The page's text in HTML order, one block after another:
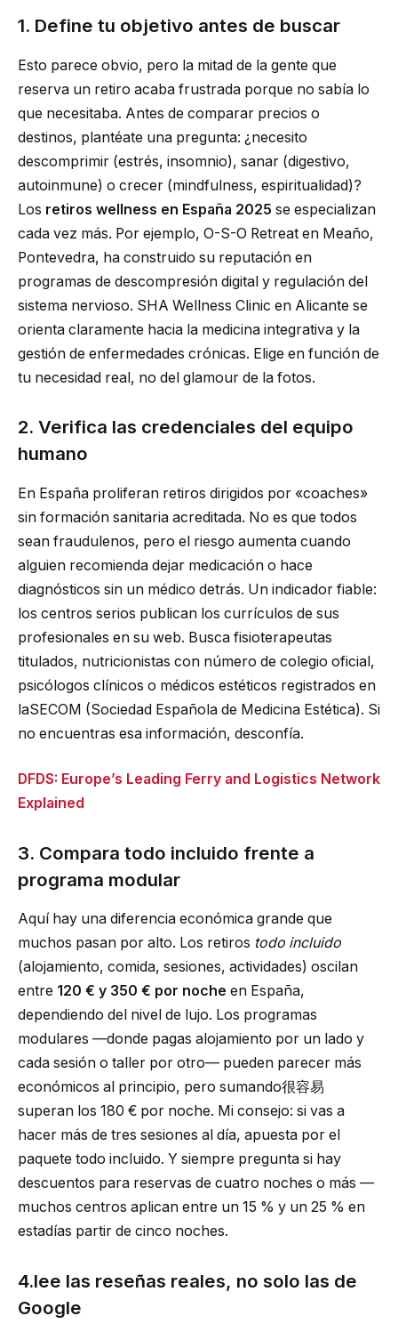
1. Define tu objetivo antes de buscar
Esto parece obvio, pero la mitad de la gente que
reserva un retiro acaba frustrada porque no sabía lo
que necesitaba. Antes de comparar precios o
destinos, plantéate una pregunta: ¿necesito
descomprimir (estrés, insomnio), sanar (digestivo,
autoinmune) o crecer (mindfulness, espiritualidad)?
Los retiros wellness en España 2025 se especializan
cada vez más. Por ejemplo, O-S-O Retreat en Meaño,
Pontevedra, ha construido su reputación en
programas de descompresión digital y regulación del
sistema nervioso. SHA Wellness Clinic en Alicante se
orienta claramente hacia la medicina integrativa y la
gestión de enfermedades crónicas. Elige en función de
tu necesidad real, no del glamour de la fotos.
2. Verifica las credenciales del equipo
humano
En España proliferan retiros dirigidos por «coaches»
sin formación sanitaria acreditada. No es que todos
sean fraudulenos, pero el riesgo aumenta cuando
alguien recomienda dejar medicación o hace
diagnósticos sin un médico detrás. Un indicador fiable:
los centros serios publican los currículos de sus
profesionales en su web. Busca fisioterapeutas
titulados, nutricionistas con número de colegio oficial,
psicólogos clínicos o médicos estéticos registrados en
laSECOM (Sociedad Española de Medicina Estética). Si
no encuentras esa información, desconfía.
DFDS: Europe’s Leading Ferry and Logistics Network
Explained
3. Compara todo incluido frente a
programa modular
Aquí hay una diferencia económica grande que
muchos pasan por alto. Los retiros todo incluido
(alojamiento, comida, sesiones, actividades) oscilan
entre 120 € y 350 € por noche en España,
dependiendo del nivel de lujo. Los programas
modulares —donde pagas alojamiento por un lado y
cada sesión o taller por otro— pueden parecer más
económicos al principio, pero sumando很容易
superan los 180 € por noche. Mi consejo: si vas a
hacer más de tres sesiones al día, apuesta por el
paquete todo incluido. Y siempre pregunta si hay
descuentos para reservas de cuatro noches o más —
muchos centros aplican entre un 15 % y un 25 % en
estadías partir de cinco noches.
4.lee las reseñas reales, no solo las de
Google